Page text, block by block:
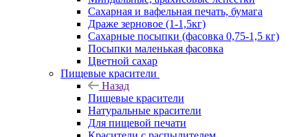
Сахарная и вафельная печать, бумага
Драже зерновое (1-1,5кг)
Сахарные посыпки (фасовка 0,75-1,5 кг)
Посыпки маленькая фасовка
Цветной сахар
Пищевые красители
Назад
Пищевые красители
Натуральные красители
Для пищевой печати